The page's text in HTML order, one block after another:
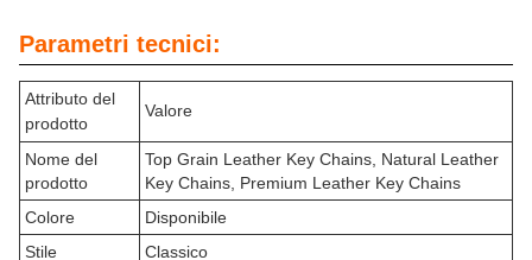
Parametri tecnici:
Attributo del
prodotto
Valore
Nome del
prodotto
Top Grain Leather Key Chains, Natural Leather
Key Chains, Premium Leather Key Chains
Colore
Disponibile
Stile
Classico